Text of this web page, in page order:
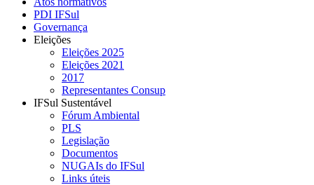
PDI IFSul
Governança
Eleições
Eleições 2025
Eleições 2021
2017
Representantes Consup
IFSul Sustentável
Fórum Ambiental
PLS
Legislação
Documentos
NUGAIs do IFSul
Links úteis